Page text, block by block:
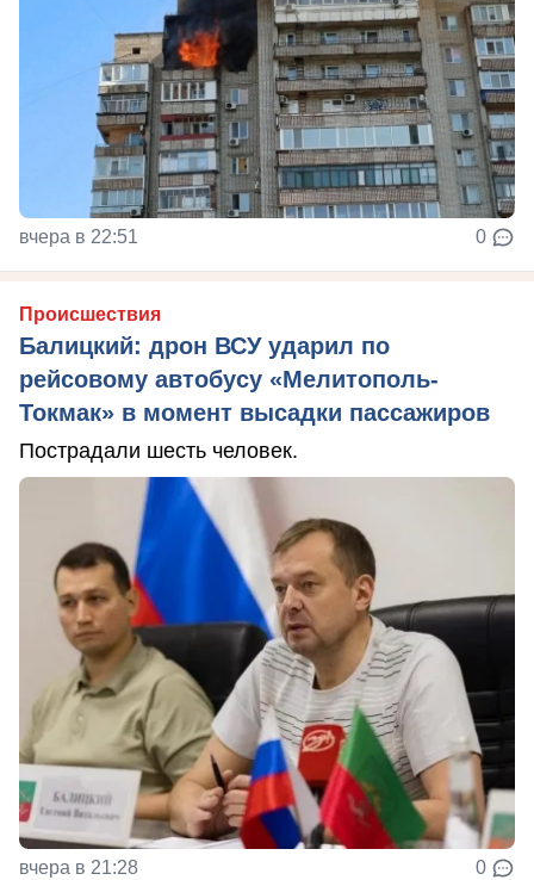
вчера в 22:51 0
Происшествия
Балицкий: дрон ВСУ ударил по
рейсовому автобусу «Мелитополь-
Токмак» в момент высадки пассажиров
Пострадали шесть человек.
вчера в 21:28 0